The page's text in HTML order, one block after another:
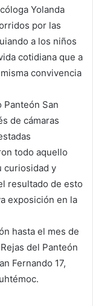
Yolanda
por las
a los niños
cotidiana que a
convivencia
San
de cámaras
todo aquello
curiosidad y
resultado de esto
exposición en la
hasta el mes de
del Panteón
Fernando 17,